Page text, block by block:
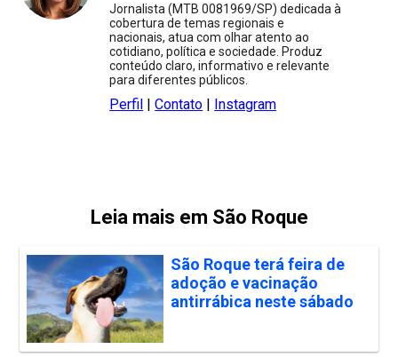
Jornalista (MTB 0081969/SP) dedicada à
cobertura de temas regionais e
nacionais, atua com olhar atento ao
cotidiano, política e sociedade. Produz
conteúdo claro, informativo e relevante
para diferentes públicos.
Perfil |Contato | Instagram
Leia mais em São Roque
São Roque terá feira de
adoção e vacinação
antirrábica neste sábado